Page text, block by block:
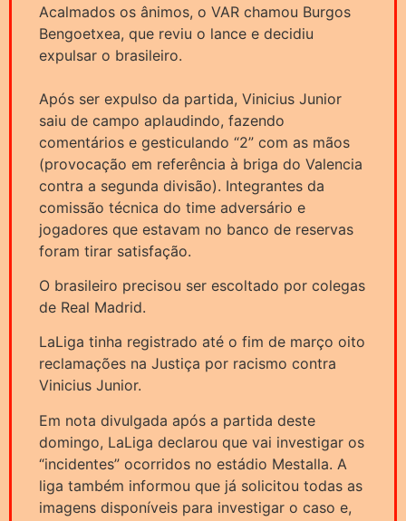
Acalmados os ânimos, o VAR chamou Burgos
Bengoetxea, que reviu o lance e decidiu
expulsar o brasileiro.
Após ser expulso da partida, Vinicius Junior
saiu de campo aplaudindo, fazendo
comentários e gesticulando “2” com as mãos
(provocação em referência à briga do Valencia
contra a segunda divisão). Integrantes da
comissão técnica do time adversário e
jogadores que estavam no banco de reservas
foram tirar satisfação.
O brasileiro precisou ser escoltado por colegas
de Real Madrid.
LaLiga tinha registrado até o fim de março oito
reclamações na Justiça por racismo contra
Vinicius Junior.
Em nota divulgada após a partida deste
domingo, LaLiga declarou que vai investigar os
“incidentes” ocorridos no estádio Mestalla. A
liga também informou que já solicitou todas as
imagens disponíveis para investigar o caso e,